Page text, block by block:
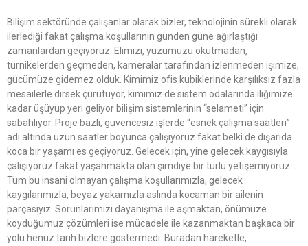
Bilişim sektöründe çalışanlar olarak bizler, teknolojinin sürekli olarak
ilerlediği fakat çalışma koşullarının günden güne ağırlaştığı
zamanlardan geçiyoruz. Elimizi, yüzümüzü okutmadan,
turnikelerden geçmeden, kameralar tarafından izlenmeden işimize,
gücümüze gidemez olduk. Kimimiz ofis kübiklerinde karşılıksız fazla
mesailerle dirsek çürütüyor, kimimiz de sistem odalarında iliğimize
kadar üşüyüp yeri geliyor bilişim sistemlerinin “selameti” için
sabahlıyor. Proje bazlı, güvencesiz işlerde “esnek çalışma saatleri”
adı altında uzun saatler boyunca çalışıyoruz fakat belki de dışarıda
koca bir yaşamı es geçiyoruz. Gelecek için, yine gelecek kaygısıyla
çalışıyoruz fakat yaşanmakta olan şimdiye bir türlü yetişemiyoruz…
Tüm bu insani olmayan çalışma koşullarımızla, gelecek
kaygılarımızla, beyaz yakamızla aslında kocaman bir ailenin
parçasıyız. Sorunlarımızı dayanışma ile aşmaktan, önümüze
koyduğumuz çözümleri ise mücadele ile kazanmaktan başkaca bir
yolu henüz tarih bizlere göstermedi. Buradan hareketle,